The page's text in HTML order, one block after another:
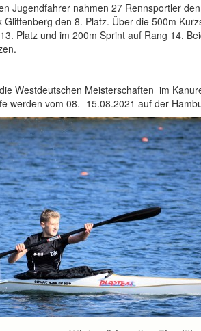
Jugendfahrer nahmen 27 Rennsportler
Glittenberg den 8. Platz. Über die 500m
Platz und im 200m Sprint auf Rang 14.
Westdeutschen Meisterschaften im
werden vom 08. -15.08.2021 auf der